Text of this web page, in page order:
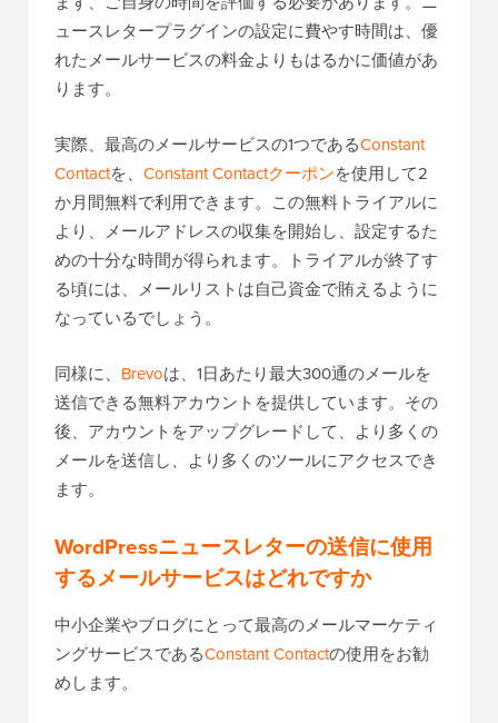
ュースレタープラグインの設定に費やす時間は、優
れたメールサービスの料金よりもはるかに価値があ
ります。
実際、最高のメールサービスの1つであるConstant
Contactを、 Constant Contactクーポンを使用して2
か月間無料で利用できます。この無料トライアルに
より、メールアドレスの収集を開始し、設定するた
めの十分な時間が得られます。トライアルが終了す
る頃には、メールリストは自己資金で賄えるように
なっているでしょう。
同様に、 Brevoは、1日あたり最大300通のメールを
送信できる無料アカウントを提供しています。その
後、アカウントをアップグレードして、より多くの
メールを送信し、より多くのツールにアクセスでき
ます。
WordPressニュースレターの送信に使用
するメールサービスはどれですか
中小企業やブログにとって最高のメールマーケティ
ングサービスであるConstant Contactの使用をお勧
めします。